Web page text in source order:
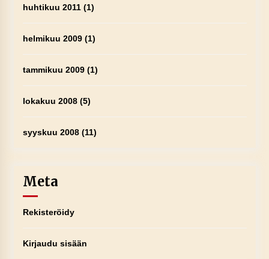
huhtikuu 2011(1)
helmikuu 2009(1)
tammikuu 2009(1)
lokakuu 2008(5)
syyskuu 2008(11)
Meta
Rekisteröidy
Kirjaudu sisään